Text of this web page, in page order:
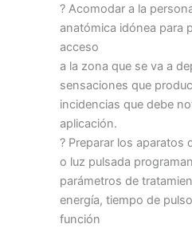
? Acomodar a la
anatómica idónea para
acceso
a la zona que se va a
sensaciones que
incidencias que debe
aplicación.
? Preparar los aparatos
o luz pulsada
parámetros de
energía, tiempo de
función